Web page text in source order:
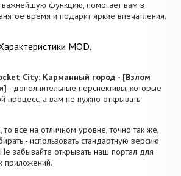
важнейшую функцию, помогает вам в
время и подарит яркие впечатления.
MOD.
City: Карманный город - [Взлом
- дополнительные перспективы, которые
процесс, а вам не нужно открывать
то все на отличном уровне, точно так же,
- использовать стандартную версию
забывайте открывать наш портал для
приложений.